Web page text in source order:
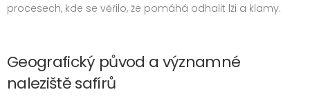
procesech, kde se věřilo, že pomáhá odhalit lži a klamy.
Geografický původ a významné
naleziště safírů